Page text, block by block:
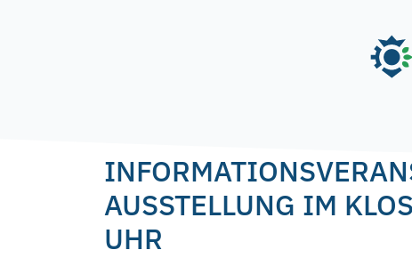
AUSSTELLUNG IM
UHR